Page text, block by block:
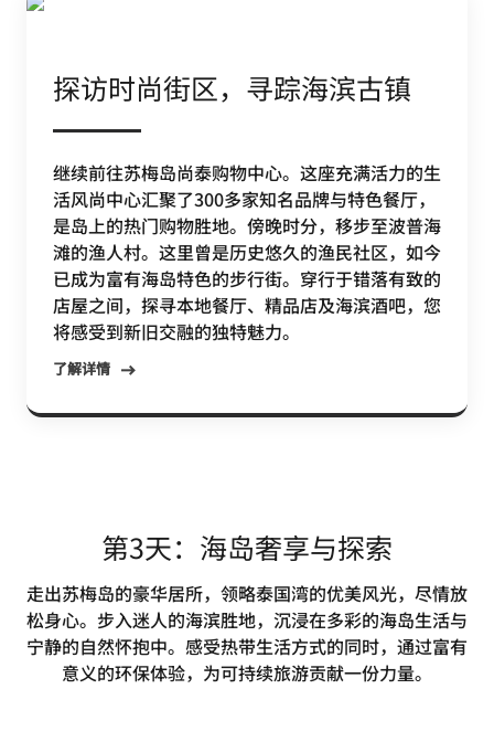
探访时尚街区，寻踪海滨古镇
继续前往苏梅岛尚泰购物中心。这座充满活力的生
活风尚中心汇聚了300多家知名品牌与特色餐厅，
是岛上的热门购物胜地。傍晚时分，移步至波普海
滩的渔人村。这里曾是历史悠久的渔民社区，如今
已成为富有海岛特色的步行街。穿行于错落有致的
店屋之间，探寻本地餐厅、精品店及海滨酒吧，您
将感受到新旧交融的独特魅力。
了解详情
第3天：海岛奢享与探索
走出苏梅岛的豪华居所，领略泰国湾的优美风光，尽情放
松身心。步入迷人的海滨胜地，沉浸在多彩的海岛生活与
宁静的自然怀抱中。感受热带生活方式的同时，通过富有
意义的环保体验，为可持续旅游贡献一份力量。